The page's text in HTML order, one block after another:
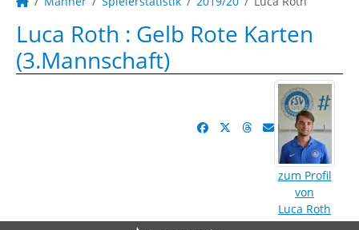
Luca Roth : Gelb Rote Karten
(3.Mannschaft)
zum Profil
von
Luca Roth